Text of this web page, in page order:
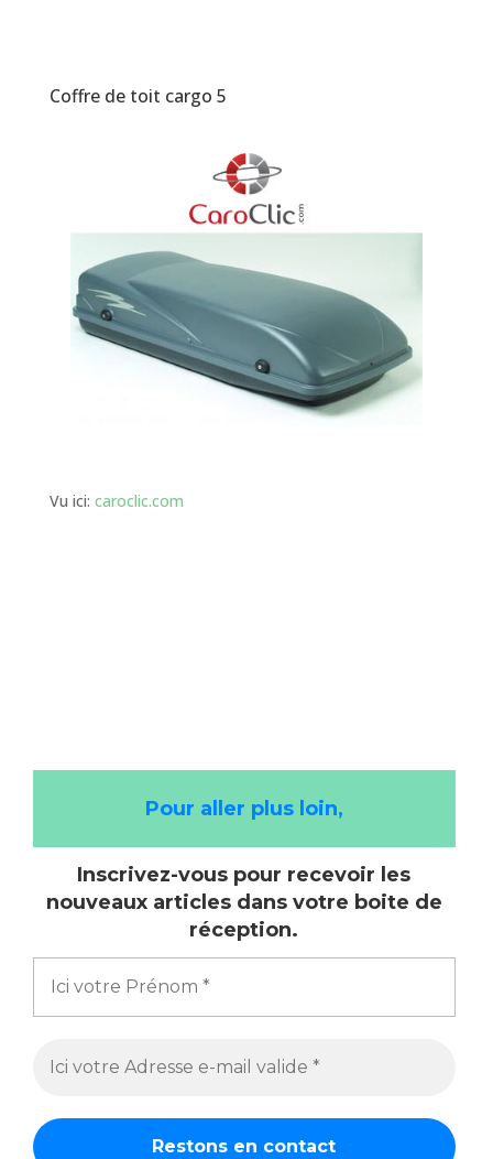
Coffre de toit cargo 5
Vu ici: caroclic.com
Pour aller plus loin,
Inscrivez-vous pour recevoir les
nouveaux articles dans votre boite de
réception.